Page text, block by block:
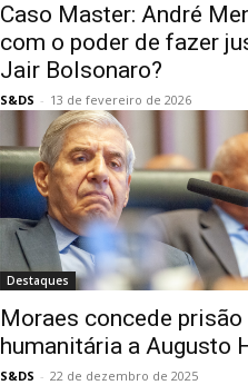
Caso Master: André
com o poder de fazer
Jair Bolsonaro?
S&DS - 13 de fevereiro de 2026
Destaques
Moraes concede
humanitária a Augusto
S&DS - 22 de dezembro de 2025